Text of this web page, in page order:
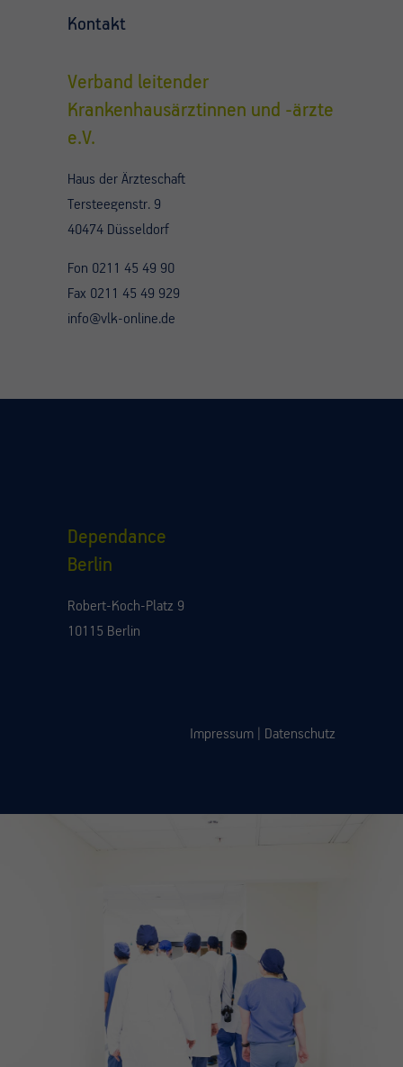
Kontakt
Verband leitender
Krankenhausärztinnen und -ärzte
e.V.
Haus der Ärzteschaft
Tersteegenstr. 9
40474 Düsseldorf
Fon 0211 45 49 90
Fax 0211 45 49 929
info@vlk-online.de
Dependance
Berlin
Robert-Koch-Platz 9
10115 Berlin
Impressum Datenschutz